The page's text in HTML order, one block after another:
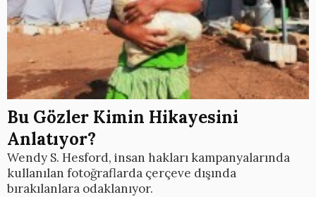
Bu Gözler Kimin Hikayesini
Anlatıyor?
Wendy S. Hesford, insan hakları kampanyalarında
kullanılan fotoğraflarda çerçeve dışında
bırakılanlara odaklanıyor.